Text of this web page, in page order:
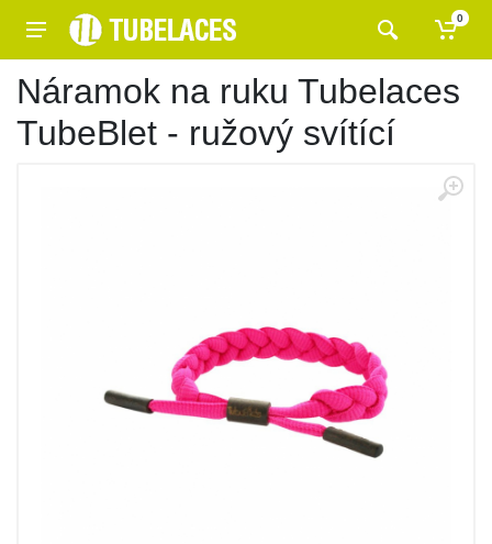
0
Náramok na ruku Tubelaces
TubeBlet - ružový svítící